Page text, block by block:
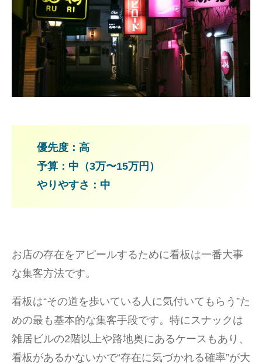
優先度：高
予算：中（3万〜15万円）
やりやすさ：中
お店の存在をアピールするために看板は一番大事
な集客方法です。
看板は“その道を歩いている人に気付いてもらう”た
めの最も基本的な集客手段です。特にスナックは
雑居ビルの2階以上や路地奥にあるケースもあり、
看板があるかないかで“存在に気づかれる確率”が大